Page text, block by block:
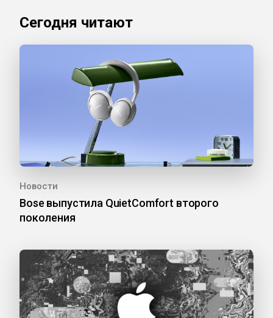
Сегодня читают
Новости
Bose выпустила QuietComfort второго
поколения